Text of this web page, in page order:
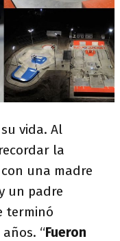
vida. Al
la
una madre
un padre
terminó
“Fueron